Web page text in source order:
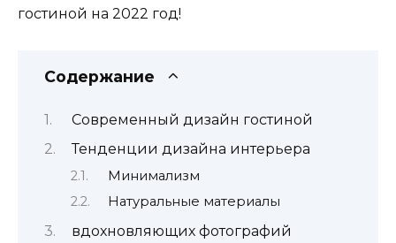
гостиной на 2022 год!
Содержание
Современный дизайн гостиной
Тенденции дизайна интерьера
Минимализм
Натуральные материалы
вдохновляющих фотографий